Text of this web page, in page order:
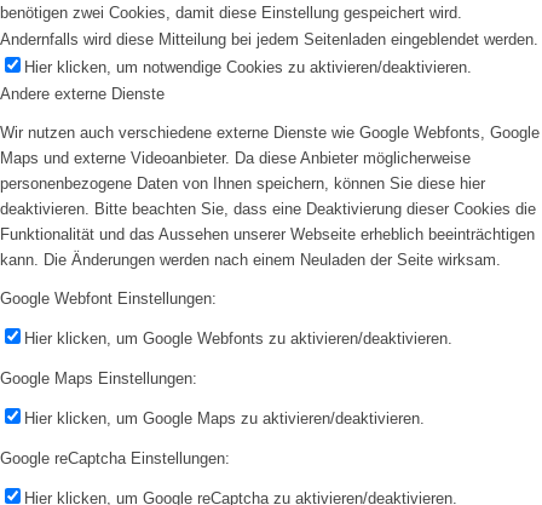
benötigen zwei Cookies, damit diese Einstellung gespeichert wird.
Andernfalls wird diese Mitteilung bei jedem Seitenladen eingeblendet werden.
Hier klicken, um notwendige Cookies zu aktivieren/deaktivieren.
Andere externe Dienste
Wir nutzen auch verschiedene externe Dienste wie Google Webfonts, Google
Maps und externe Videoanbieter. Da diese Anbieter möglicherweise
personenbezogene Daten von Ihnen speichern, können Sie diese hier
deaktivieren. Bitte beachten Sie, dass eine Deaktivierung dieser Cookies die
Funktionalität und das Aussehen unserer Webseite erheblich beeinträchtigen
kann. Die Änderungen werden nach einem Neuladen der Seite wirksam.
Google Webfont Einstellungen:
Hier klicken, um Google Webfonts zu aktivieren/deaktivieren.
Google Maps Einstellungen:
Hier klicken, um Google Maps zu aktivieren/deaktivieren.
Google reCaptcha Einstellungen:
Hier klicken, um Google reCaptcha zu aktivieren/deaktivieren.